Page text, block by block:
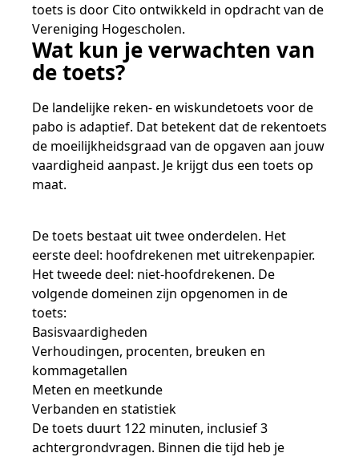
Wouter Roelofs
toets is door Cito ontwikkeld in opdracht van de
Vereniging Hogescholen.
Wat kun je verwachten van
de toets?
De landelijke reken- en wiskundetoets voor de
pabo is adaptief. Dat betekent dat de rekentoets
de moeilijkheidsgraad van de opgaven aan jouw
vaardigheid aanpast. Je krijgt dus een toets op
maat.
De toets bestaat uit twee onderdelen. Het
eerste deel: hoofdrekenen met uitrekenpapier.
Het tweede deel: niet-hoofdrekenen. De
volgende domeinen zijn opgenomen in de
toets:
Basisvaardigheden
Verhoudingen, procenten, breuken en
kommagetallen
Meten en meetkunde
Verbanden en statistiek
De toets duurt 122 minuten, inclusief 3
achtergrondvragen. Binnen die tijd heb je